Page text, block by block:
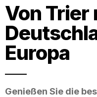
Von Trier
Europa
Genießen Sie die